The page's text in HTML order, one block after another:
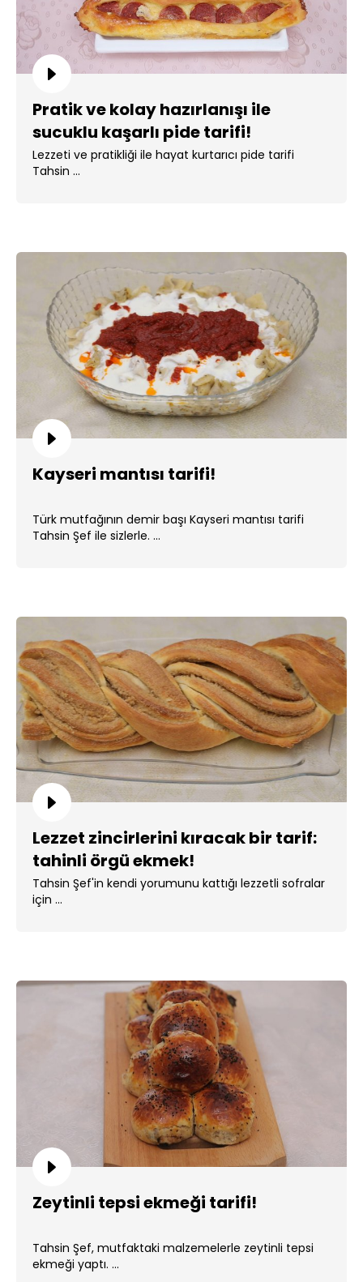
Pratik ve kolay hazırlanışı ile
sucuklu kaşarlı pide tarifi!
Lezzeti ve pratikliği ile hayat kurtarıcı pide tarifi
Tahsin ...
Kayseri mantısı tarifi!
Türk mutfağının demir başı Kayseri mantısı tarifi
Tahsin Şef ile sizlerle. ...
Lezzet zincirlerini kıracak bir tarif:
tahinli örgü ekmek!
Tahsin Şef'in kendi yorumunu kattığı lezzetli sofralar
için ...
Zeytinli tepsi ekmeği tarifi!
Tahsin Şef, mutfaktaki malzemelerle zeytinli tepsi
ekmeği yaptı. ...